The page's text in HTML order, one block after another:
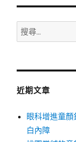
搜
尋
鍵
近期文章
眼科增進童
白內障